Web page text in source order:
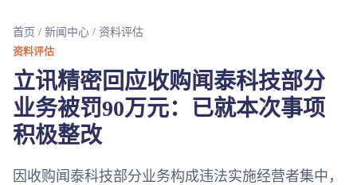
首页 / 新闻中心 / 资料评估
资料评估
立讯精密回应收购闻泰科技部分
业务被罚90万元：已就本次事项
积极整改
因收购闻泰科技部分业务构成违法实施经营者集中，